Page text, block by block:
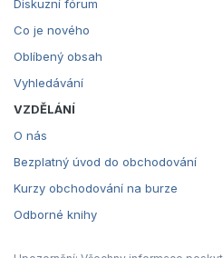
Diskuzní fórum
Co je nového
Oblíbený obsah
Vyhledávání
VZDĚLÁNÍ
O nás
Bezplatný úvod do obchodování
Kurzy obchodování na burze
Odborné knihy